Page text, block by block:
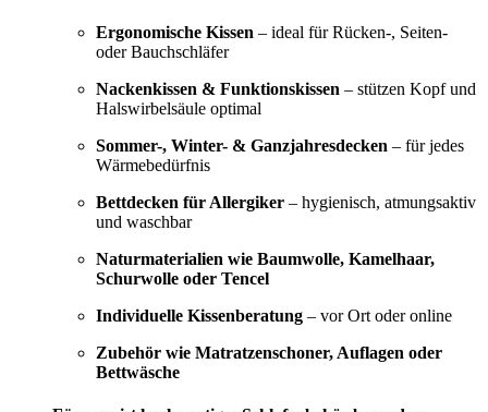
Ergonomische Kissen – ideal für Rücken-, Seiten-
oder Bauchschläfer
Nackenkissen & Funktionskissen – stützen Kopf und
Halswirbelsäule optimal
Sommer-, Winter- & Ganzjahresdecken – für jedes
Wärmebedürfnis
Bettdecken für Allergiker – hygienisch, atmungsaktiv
und waschbar
Naturmaterialien wie Baumwolle, Kamelhaar,
Schurwolle oder Tencel
Individuelle Kissenberatung – vor Ort oder online
Zubehör wie Matratzenschoner, Auflagen oder
Bettwäsche